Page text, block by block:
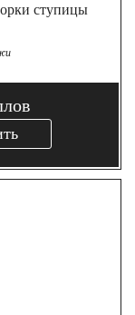
ступицы